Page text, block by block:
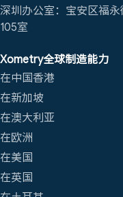
深圳办公室：宝安区福
105室
Xometry全球制造能力
在中国香港
在新加坡
在澳大利亚
在欧洲
在美国
在英国